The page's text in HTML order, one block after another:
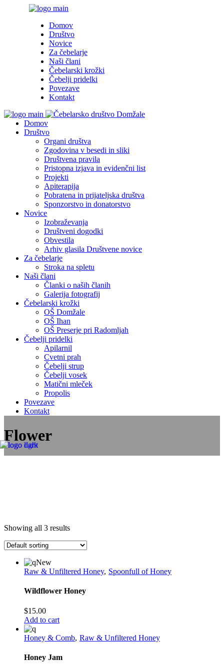
Domov
Društvo
Novice
Za čebelarje
Naši člani
Čebelarski krožki
Čebelji pridelki
Povezave
Kontakt
Domov
Društvo
Organi društva
Zgodovina v besedi in sliki
Društvena pravila
Pristopna izjava in evidenčni list
Projekti
Apiterapija
Pobratena in prijateljska društva
Sponzorstvo in donatorstvo
Novice
Izobraževanja
Društveni dogodki
Obvestila
Arhiv glasila Društvene novice
Za čebelarje
Stroka na spletu
Naši člani
Članki o naših članih
Galerija fotografij
Čebelarski krožki
OŠ Domžale
OŠ Ihan
OŠ Preserje pri Radomljah
Čebelji pridelki
Apilarnil
Cvetni prah
Čebelji strup
Čebelji vosek
Matični mleček
Propolis
Povezave
Kontakt
Flower
Showing all 3 results
New
Raw & Unfiltered Honey Spoonfull of Honey
Wildflower Honey
$15.00
Add to cart
Honey & Comb Raw & Unfiltered Honey
Honey Jam